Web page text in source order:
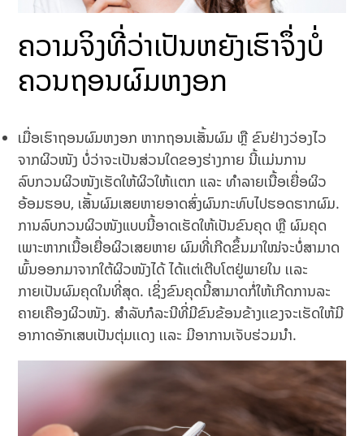
ຄວາມຈິງທີ່ວ່າເປັນຫຍັງເຮົາຈຶ່ງບໍ່
ຄວນຖອນຜົມຫງອກ
ເມື່ອ​ເຮົາ​ຖອນ​ຜົມຫງອກ ​ຫາກ​ຖອນເສັ້ນ​ຜົມ ​ຫຼື ​ຂົນຢ່າງ​ວ່ອງ​ໄວ​
ຈາກ​ຜິວ​ໜັງ ບໍ່ວ່າຈະເປັນສ່ວນໃດຂອງຮ່າງກາຍ ນີ້ເເມ່ນການ
ລົບກວນຜິວໜັງເຮັດໃຫ້ຜິວໃຫ້ເເຕກ ແລະ ທຳລາຍເນື້ອເຍື່ອຜິວ
ອ້ອມຮອບ, ເສັ້ນຜົມເສຍຫາຍອາດສົ່ງຜົນກະທົບໄປຮອດຮາກຜົມ.
ການລົບກວນຜິວໜັງແບບນີ້ອາດເຮັດໃຫ້ເປັນຂົນຄຸດ ຫຼື ຜົມຄຸດ
ເພາະຫາກເນື້ອເຍື່ອຜິວເສຍຫາຍ ຜົມທີ່ເກີດຂຶ້ນມາໃໝ່ຈະບໍ່ສາມາດ
ພົ້ນອອກມາຈາກໃຕ້ຜິວໜັງໄດ້ ໄດ້ເເຕ່ເຕີບໂຕຢູ່ພາຍໃນ ເເລະ
ກາຍເປັນຜົມຄຸດໃນທີ່ສຸດ. ເຊິ່ງຂົນຄຸດນີ້ສາມາດກໍ່ໃຫ້ເກີດການລະ
ຄາຍເຄືອງຜິວໜັງ. ສຳລັບກໍລະນີທີ່ມີຂົນຂ້ອນຂ້າງເເຂງຈະເຮັດໃຫ້ມີ
ອາກາດອັກເສບເປັນຕຸ່ມເເດງ ເເລະ ມີອາການເຈັບຮ່ວມນຳ.